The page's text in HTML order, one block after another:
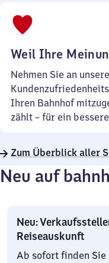
Weil Ihre
Nehmen Sie an
Ihren Bahnhof
zählt – für ein
Zum Überblick aller
Neu auf
Neu:
Reiseauskunft
Ab sofort finden